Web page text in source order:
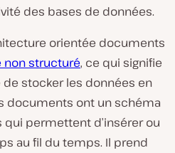
des bases de données.
orientée documents
non structuré, ce qui signifie
de stocker les données en
documents ont un schéma
permettent d’insérer ou
au fil du temps. Il prend